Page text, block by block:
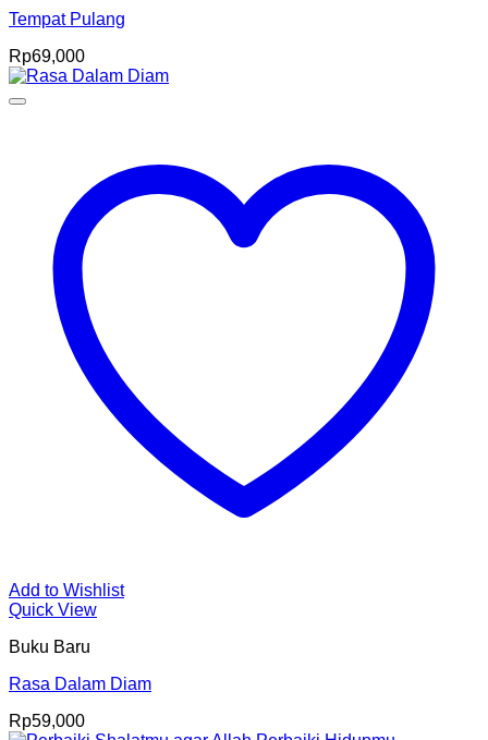
Tempat Pulang
Rp69,000
Add to Wishlist
Quick View
Buku Baru
Rasa Dalam Diam
Rp59,000